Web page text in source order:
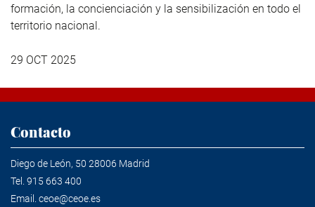
formación, la concienciación y la sensibilización en todo el
territorio nacional.
29 OCT 2025
Contacto
Diego de León, 50 28006 Madrid
Tel. 915 663 400
Email. ceoe@ceoe.es